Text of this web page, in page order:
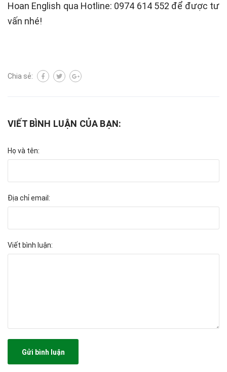
Hoan English qua Hotline: 0974 614 552 để được tư
vấn nhé!
Chia sẻ:
VIẾT BÌNH LUẬN CỦA BẠN:
Họ và tên:
Địa chỉ email:
Viết bình luận:
Gửi bình luận